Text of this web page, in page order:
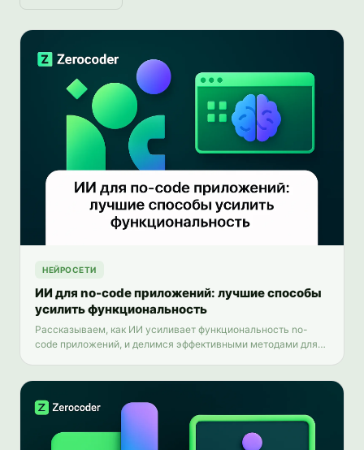
НЕЙРОСЕТИ
ИИ для no-code приложений: лучшие способы
усилить функциональность
Рассказываем, как ИИ усиливает функциональность no-
code приложений, и делимся эффективными методами для